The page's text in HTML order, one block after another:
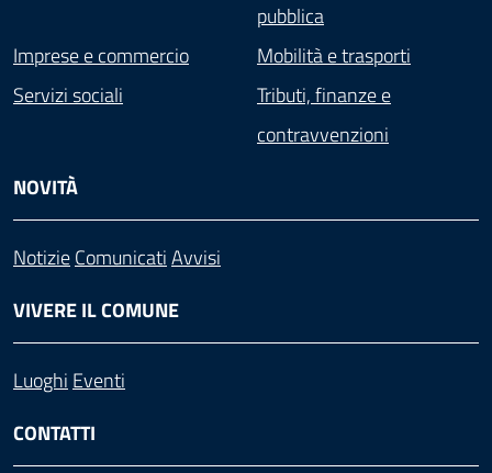
pubblica
Imprese e commercio
Mobilità e trasporti
Servizi sociali
Tributi, finanze e
contravvenzioni
NOVITÀ
NotizieComunicatiAvvisi
VIVERE IL COMUNE
Luoghi Eventi
CONTATTI